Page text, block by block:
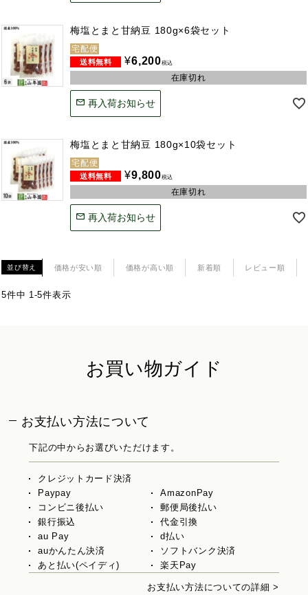
梅塩とまと甘納豆 180g×6袋セット
宅配便
¥6,200税込
在庫切れ
再入荷お知らせ
梅塩とまと甘納豆 180g×10袋セット
宅配便
¥9,800税込
在庫切れ
再入荷お知らせ
並び替え 価格が安い順 価格が高い順 新着順 レビュー順
5件中 1 -5件表示
お買い物ガイド
お支払い方法について
下記の中からお選びいただけます。
クレジットカード決済
Paypay
AmazonPay
コンビニ後払い
郵便局後払い
銀行振込
代金引換
au Pay
d払い
auかんたん決済
ソフトバンク決済
あと払い(ペイディ)
楽天Pay
お支払い方法についての詳細 >